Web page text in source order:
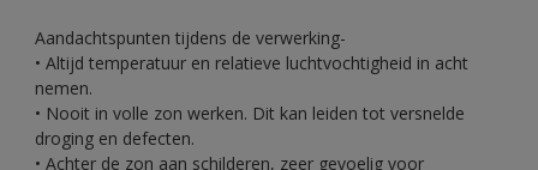
Aandachtspunten tijdens de verwerking-
• Altijd temperatuur en relatieve luchtvochtigheid in acht
nemen.
• Nooit in volle zon werken. Dit kan leiden tot versnelde
droging en defecten.
• Achter de zon aan schilderen, zeer gevoelig voor